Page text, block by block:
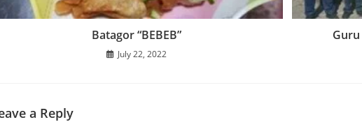
Batagor “BEBEB”
July 22, 2022
a Reply